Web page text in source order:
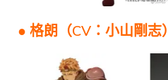
● 格朗（CV：小山剛志）